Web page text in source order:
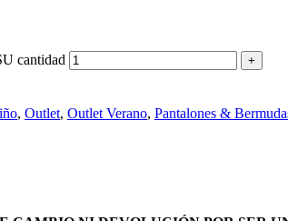
cantidad
, Outlet, Outlet Verano, Pantalones &